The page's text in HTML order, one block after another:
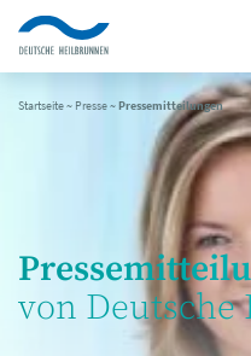
Startseite~ Presse~Pressemitteilungen
von